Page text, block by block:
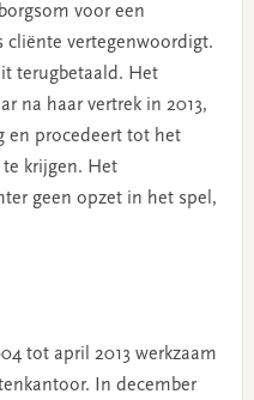
voor een
cliënte vertegenwoordigt.
terugbetaald. Het
na haar vertrek in 2013,
en procedeert tot het
krijgen. Het
geen opzet in het spel,
tot april 2013 werkzaam
In december